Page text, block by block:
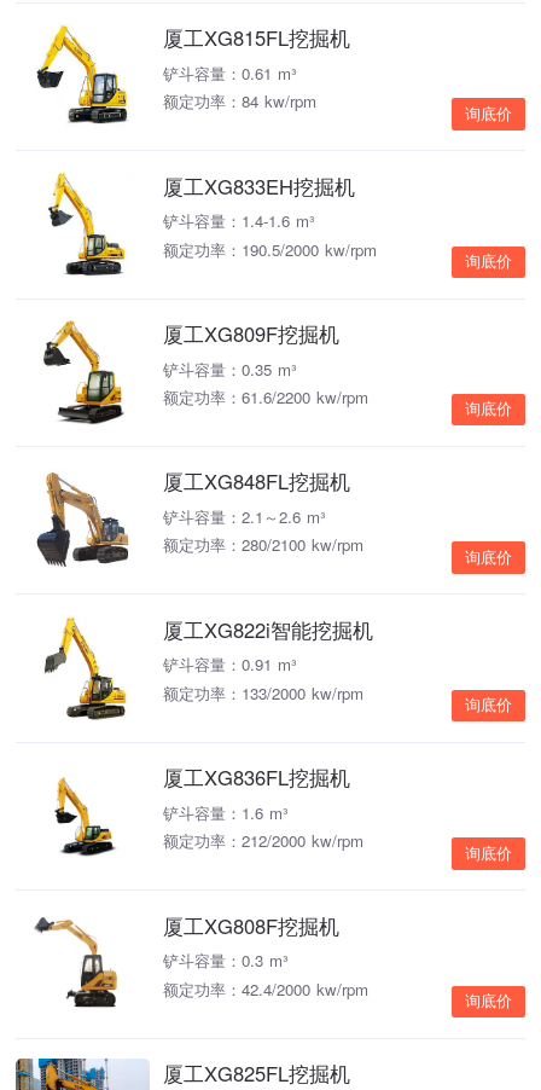
厦工XG815FL挖掘机
铲斗容量：0.61 m³
额定功率：84 kw/rpm
询底价
厦工XG833EH挖掘机
铲斗容量：1.4-1.6 m³
额定功率：190.5/2000 kw/rpm
询底价
厦工XG809F挖掘机
铲斗容量：0.35 m³
额定功率：61.6/2200 kw/rpm
询底价
厦工XG848FL挖掘机
铲斗容量：2.1～2.6 m³
额定功率：280/2100 kw/rpm
询底价
厦工XG822i智能挖掘机
铲斗容量：0.91 m³
额定功率：133/2000 kw/rpm
询底价
厦工XG836FL挖掘机
铲斗容量：1.6 m³
额定功率：212/2000 kw/rpm
询底价
厦工XG808F挖掘机
铲斗容量：0.3 m³
额定功率：42.4/2000 kw/rpm
询底价
厦工XG825FL挖掘机